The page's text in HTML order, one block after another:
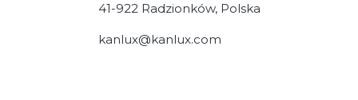
41-922 Radzionków, Polska
kanlux@kanlux.com